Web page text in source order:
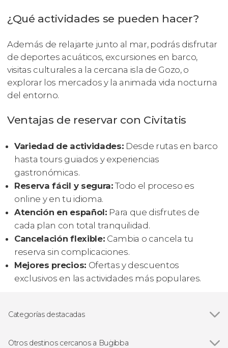
¿Qué actividades se pueden hacer?
Además de relajarte junto al mar, podrás disfrutar
de deportes acuáticos, excursiones en barco,
visitas culturales a la cercana isla de Gozo, o
explorar los mercados y la animada vida nocturna
del entorno.
Ventajas de reservar con Civitatis
Variedad de actividades: Desde rutas en barco
hasta tours guiados y experiencias
gastronómicas.
Reserva fácil y segura:Todo el proceso es
online y en tu idioma.
Atención en español: Para que disfrutes de
cada plan con total tranquilidad.
Cancelación flexible: Cambia o cancela tu
reserva sin complicaciones.
Mejores precios: Ofertas y descuentos
exclusivos en las actividades más populares.
Categorías destacadas
Otros destinos cercanos a Buġibba